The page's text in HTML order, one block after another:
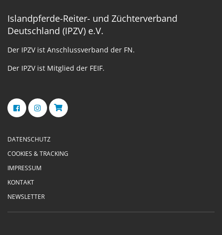
Islandpferde-Reiter- und Züchterverband
Deutschland (IPZV) e.V.
Der IPZV ist Anschlussverband der FN.
Der IPZV ist Mitglied der FEIF.
DATENSCHUTZ
COOKIES & TRACKING
IMPRESSUM
KONTAKT
NEWSLETTER